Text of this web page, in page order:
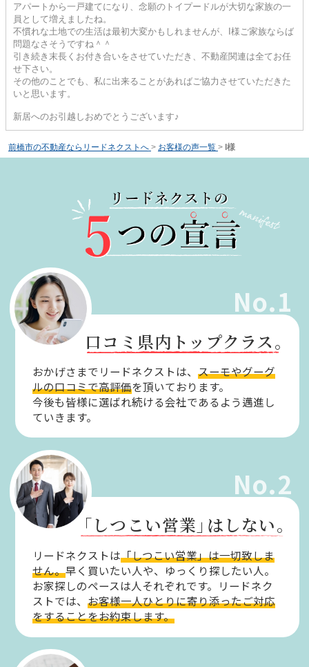
アパートから一戸建てになり、念願のトイプードルが大切な家族の一
員として増えましたね。
不慣れな土地での生活は最初大変かもしれませんが、I様ご家族ならば
問題なさそうですね＾＾
引き続き末長くお付き合いをさせていただき、不動産関連は全てお任
せ下さい。
その他のことでも、私に出来ることがあればご協力させていただきた
いと思います。
新居へのお引越しおめでとうございます♪
前橋市の不動産ならリードネクストへ > お客様の声一覧 > I様
No.1
口コミ県内トップクラス。
おかげさまでリードネクストは、スーモやグーグ
ルの口コミで高評価を頂いております。
今後も皆様に選ばれ続ける会社であるよう邁進し
ていきます。
No.2
「しつこい営業」はしない。
リードネクストは「しつこい営業」は一切致しま
せん。早く買いたい人や、ゆっくり探したい人。
お家探しのペースは人それぞれです。リードネク
ストでは、お客様一人ひとりに寄り添ったご対応
をすることをお約束します。